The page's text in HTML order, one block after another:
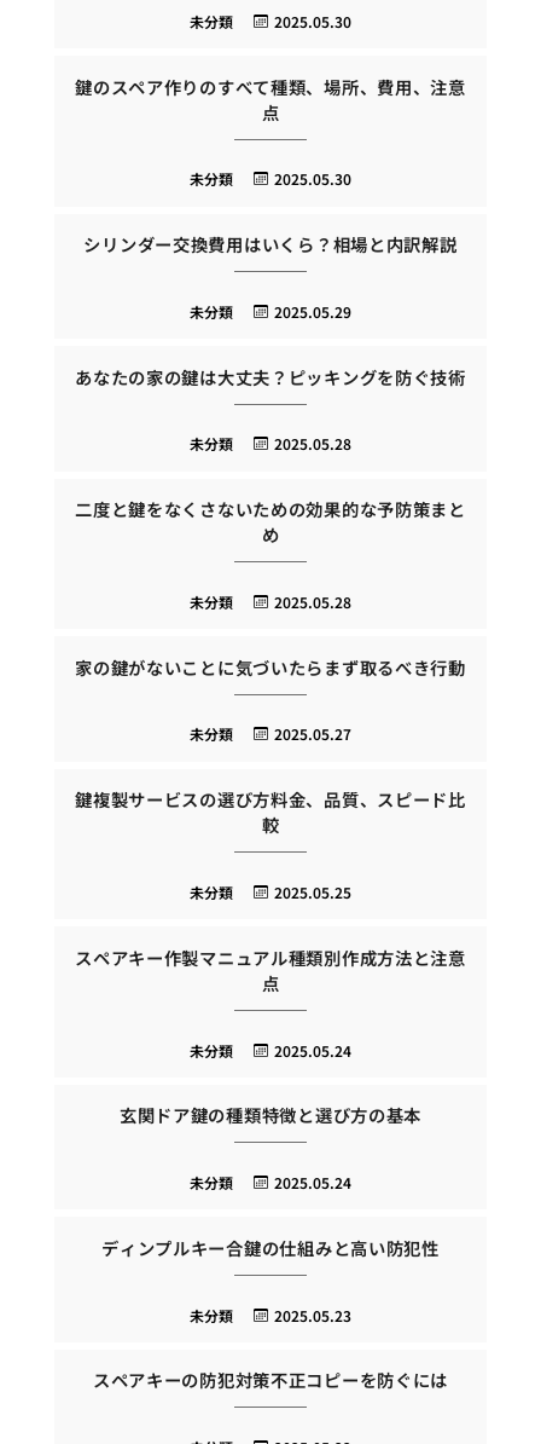
2025.05.30
未分類
鍵のスペア作りのすべて種類、場所、費用、注意
点
2025.05.30
未分類
シリンダー交換費用はいくら？相場と内訳解説
2025.05.29
未分類
あなたの家の鍵は大丈夫？ピッキングを防ぐ技術
2025.05.28
未分類
二度と鍵をなくさないための効果的な予防策まと
め
2025.05.28
未分類
家の鍵がないことに気づいたらまず取るべき行動
2025.05.27
未分類
鍵複製サービスの選び方料金、品質、スピード比
較
2025.05.25
未分類
スペアキー作製マニュアル種類別作成方法と注意
点
2025.05.24
未分類
玄関ドア鍵の種類特徴と選び方の基本
2025.05.24
未分類
ディンプルキー合鍵の仕組みと高い防犯性
2025.05.23
未分類
スペアキーの防犯対策不正コピーを防ぐには